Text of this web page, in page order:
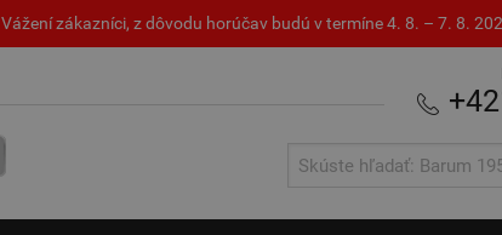
Vážení zákazníci, z dôvodu horúčav budú v termíne 4. 8. – 7. 8.